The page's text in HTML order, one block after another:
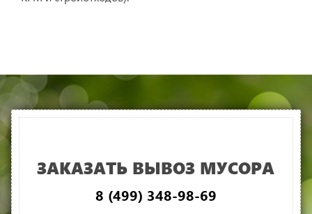
ЗАКАЗАТЬ ВЫВОЗ МУСОРА
8 (499) 348-98-69